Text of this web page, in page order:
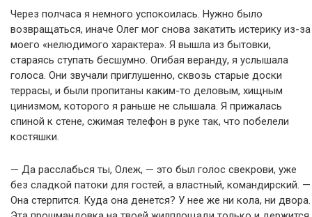
Через полчаса я немного успокоилась. Нужно было
возвращаться, иначе Олег мог снова закатить истерику из-за
моего «нелюдимого характера». Я вышла из бытовки,
стараясь ступать бесшумно. Огибая веранду, я услышала
голоса. Они звучали приглушенно, сквозь старые доски
террасы, и были пропитаны каким-то деловым, хищным
цинизмом, которого я раньше не слышала. Я прижалась
спиной к стене, сжимая телефон в руке так, что побелели
костяшки.
— Да расслабься ты, Олеж, — это был голос свекрови, уже
без сладкой патоки для гостей, а властный, командирский. —
Она стерпится. Куда она денется? У нее же ни кола, ни двора.